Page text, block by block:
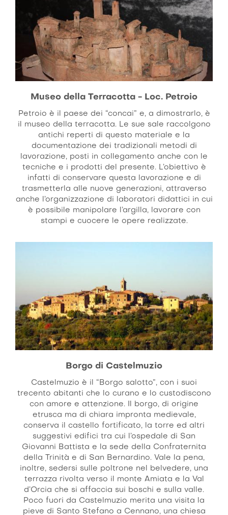
Museo della Terracotta - Loc. Petroio
Petroio è il paese dei “concai” e, a dimostrarlo, è
il museo della terracotta. Le sue sale raccolgono
antichi reperti di questo materiale e la
documentazione dei tradizionali metodi di
lavorazione, posti in collegamento anche con le
tecniche e i prodotti del presente. L’obiettivo è
infatti di conservare questa lavorazione e di
trasmetterla alle nuove generazioni, attraverso
anche l’organizzazione di laboratori didattici in cui
è possibile manipolare l’argilla, lavorare con
stampi e cuocere le opere realizzate.
Borgo di Castelmuzio
Castelmuzio è il “Borgo salotto”, con i suoi
trecento abitanti che lo curano e lo custodiscono
con amore e attenzione. Il borgo, di origine
etrusca ma di chiara impronta medievale,
conserva il castello fortificato, la torre ed altri
suggestivi edifici tra cui l’ospedale di San
Giovanni Battista e la sede della Confraternita
della Trinità e di San Bernardino. Vale la pena,
inoltre, sedersi sulle poltrone nel belvedere, una
terrazza rivolta verso il monte Amiata e la Val
d’Orcia che si affaccia sui boschi e sulla valle.
Poco fuori da Castelmuzio merita una visita la
pieve di Santo Stefano a Cennano, una chiesa